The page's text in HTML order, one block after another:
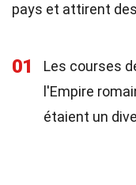
pays et attirent
01
Les courses
l'Empire
étaient un